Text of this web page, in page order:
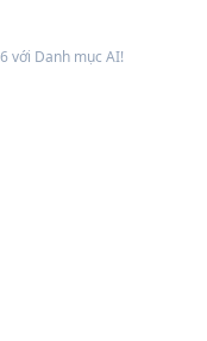
với Danh mục AI!